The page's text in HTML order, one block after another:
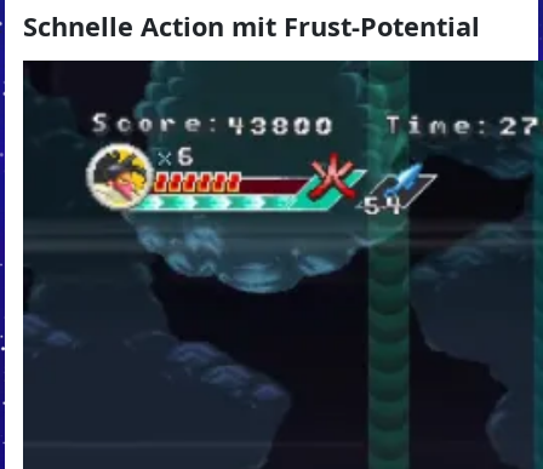
Schnelle Action mit Frust-Potential